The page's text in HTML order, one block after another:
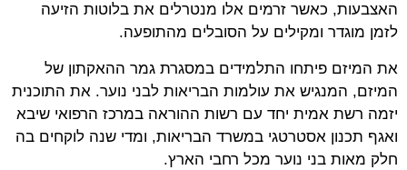
האצבעות, כאשר זרמים אלו מנטרלים את בלוטות הזיעה
לזמן מוגדר ומקילים על הסובלים מהתופעה.
את המיזם פיתחו התלמידים במסגרת גמר ההאקתון של
המיזם, המנגיש את עולמות הבריאות לבני נוער. את התוכנית
יזמה רשת אמית יחד עם רשות ההוראה במרכז הרפואי שיבא
ואגף תכנון אסטרטגי במשרד הבריאות, ומדי שנה לוקחים בה
חלק מאות בני נוער מכל רחבי הארץ.